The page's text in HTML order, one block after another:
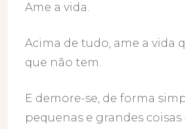
Ame a vida.
Acima de tudo, ame a vida
que não tem.
E demore-se, de forma
pequenas e grandes